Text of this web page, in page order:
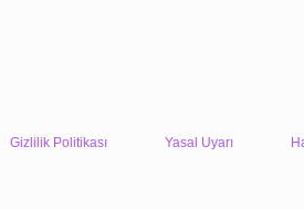
Gizlilik Politikası Yasal Uyarı